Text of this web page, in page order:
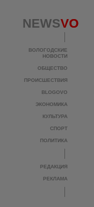
NEWSVO
ВОЛОГОДСКИЕ
НОВОСТИ
ОБЩЕСТВО
ПРОИСШЕСТВИЯ
BLOGOVO
ЭКОНОМИКА
КУЛЬТУРА
СПОРТ
ПОЛИТИКА
РЕДАКЦИЯ
РЕКЛАМА
NEWSVO
ВОЛОГОДСКИЕ
НОВОСТИ
ОБЩЕСТВО
ПРОИСШЕСТВИЯ
BLOGOVO
ЭКОНОМИКА
КУЛЬТУРА
СПОРТ
ПОЛИТИКА
РЕДАКЦИЯ
РЕКЛАМА